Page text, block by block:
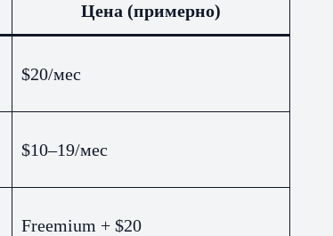
Цена (примерно)
$20/мес
$10–19/мес
Freemium + $20